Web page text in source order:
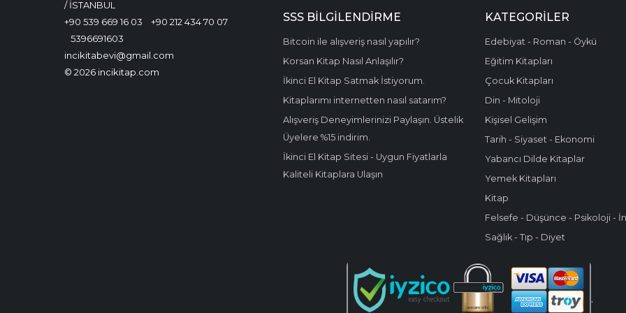
/ İSTANBUL
+90 539 669 16 03
+90 212 434 70 07
5396691603
incikitabevi@gmail.com
© 2026 incikitap.com
SSS BİLGİLENDİRME
Bitcoin ile alışveriş nasıl yapılır?
Korsan Kitap Nasıl Anlaşılır?
İkinci El Kitap Satmak İstiyorum.
Kitaplarımı internetten nasıl satarım?
Alışveriş Deneyimlerinizi Paylaşın. Üstelik
Üyelere %15 indirim.
İkinci El Kitap Sitesi - Uygun Fiyatlarla
Kaliteli Kitaplara Ulaşın
KATEGORILER
Edebiyat - Roman - Öykü
Eğitim Kitapları
Çocuk Kitapları
Din - Mitoloji
Kişisel Gelişim
Tarih - Siyaset - Ekonomi
Yabancı Dilde Kitaplar
Yemek Kitapları
Kitap
Felsefe - Düşünce - Psikoloji -
Sağlık - Tıp - Diyet
.